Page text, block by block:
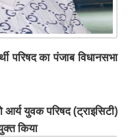
परिषद का पंजाब विधानसभा
आर्य युवक परिषद (ट्राइसिटी)
किया